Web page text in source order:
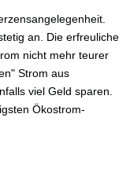
an. Die erfreuliche
nicht mehr teurer
Strom aus
viel Geld sparen.
Ökostrom-